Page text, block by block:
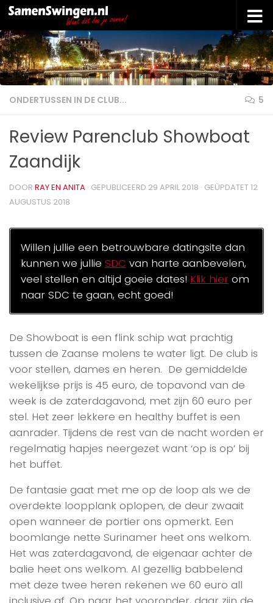
Doorgaan naar inhoud
ONDERTUSSEN IN DE CLUB... 5
Review Parenclub Showboat
Zaandijk
DOOR RAY EN ANITA · GEPUBLICEERD 29 APRIL 2018 · GEÜPDATET12
AUGUSTUS 2018
Willen jullie een betrouwbare datingsite dan
kunnen we jullie SDC van harte aanbevelen,
veel stellen en altijd goeie dates! Klik hierom
naar SDC te gaan, echt goed!
De Showboat is een flink schip wat prachtig
tussen de Zaanse molens te water ligt. De club is
voor stellen, dames en heren. De gemiddelde
wekelijkse prijs is 45 euro, de topavond van de
week is de zaterdagavond, met zijn 60 euro per
stel. Het zeer lekkere en healthy buffet is een
aanrader. Tijdens de rest van de nacht worden er
regelmatig hapjes neergezet want ‘op is op’ bij
het buffet.
De fantasie gaat met me op de loop als we de
overdekte loopplank oplopen, de deur zwaait
open wanneer de portier ons opmerkt. Een
boomlange nette Surinamer heet ons welkom.
Het was zaterdagavond, de eigenaar achter de
balie heet ons welkom. Al gezellig babbelend
met deze twee heren rekenen we 60 euro all